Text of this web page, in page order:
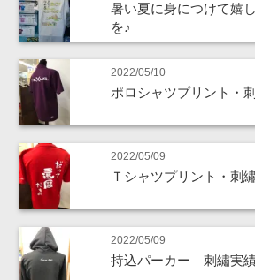
暑い夏に身につけて嬉
を♪
2022/05/10
ポロシャツプリント・
2022/05/09
Ｔシャツプリント・刺
2022/05/09
持込パーカー 刺繡実